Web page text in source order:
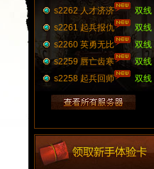
s2262 人才济济
双线
s2261 起兵报仇
双线
s2260 英勇无比
双线
s2259 唇亡齿寒
双线
s2258 起兵回师
双线